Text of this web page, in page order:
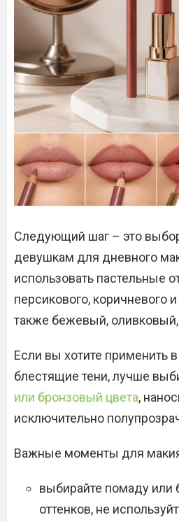
Следующий шаг – это
девушкам для дневного
использовать пастельные
персикового, коричневого
также бежевый,
Если вы хотите применить
блестящие тени, лучше
или бронзовый цвета,
исключительно
Важные моменты для
выбирайте помаду или
оттенков, не